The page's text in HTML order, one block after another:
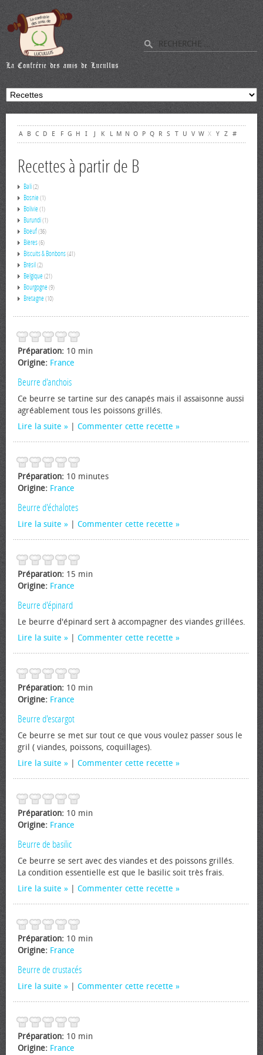
A B C D E F G H I J K L M N O P Q R S T U V W X Y Z #
Recettes à partir de B
Bali(2)
Bosnie(1)
Bolivie(1)
Burundi(1)
Boeuf(36)
Bières(6)
Biscuits & Bonbons(41)
Brésil (2)
Belgique(21)
Bourgogne(9)
Bretagne(10)
Préparation: 10 min
Origine: France
Beurre d'anchois
Ce beurre se tartine sur des canapés mais il assaisonne aussi
agréablement tous les poissons grillés.
Lire la suite
Commenter cette recette
Préparation: 10 minutes
Origine: France
Beurre d'échalotes
Lire la suite Commenter cette recette
Préparation: 15 min
Origine: France
Beurre d'épinard
Le beurre d'épinard sert à accompagner des viandes grillées.
Lire la suite
Commenter cette recette
Préparation: 10 min
Origine: France
Beurre d'escargot
Ce beurre se met sur tout ce que vous voulez passer sous le
gril ( viandes, poissons, coquillages).
Lire la suite
Commenter cette recette
Préparation: 10 min
Origine: France
Beurre de basilic
Ce beurre se sert avec des viandes et des poissons grillés.
La condition essentielle est que le basilic soit très frais.
Lire la suite
Commenter cette recette
Préparation: 10 min
Origine: France
Beurre de crustacés
Lire la suite Commenter cette recette
Préparation: 10 min
Origine: France